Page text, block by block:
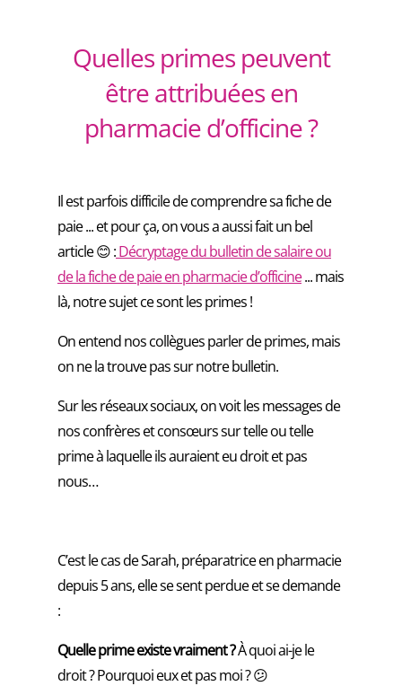
Quelles primes peuvent
être attribuées en
pharmacie d’officine ?
Il est parfois difficile de comprendre sa fiche de
paie ... et pour ça, on vous a aussi fait un bel
article 😊 :Décryptage du bulletin de salaire ou
de la fiche de paie en pharmacie d’officine... mais
là, notre sujet ce sont les primes !
On entend nos collègues parler de primes, mais
on ne la trouve pas sur notre bulletin.
Sur les réseaux sociaux, on voit les messages de
nos confrères et consœurs sur telle ou telle
prime à laquelle ils auraient eu droit et pas
nous…
C’est le cas de Sarah, préparatrice en pharmacie
depuis 5 ans, elle se sent perdue et se demande
:
Quelle prime existe vraiment ?À quoi ai-je le
droit ? Pourquoi eux et pas moi ? 😕